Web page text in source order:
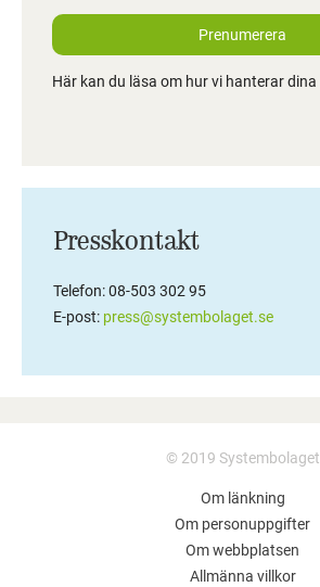
Prenumerera
Här kan du läsa om hur vi hanterar dina
Presskontakt
Telefon: 08-503 302 95
E-post: press@systembolaget.se
© 2019 Systembolaget
Om länkning
Om personuppgifter
Om webbplatsen
Allmänna villkor